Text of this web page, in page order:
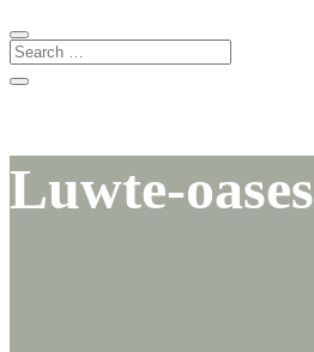
Luwte-oases